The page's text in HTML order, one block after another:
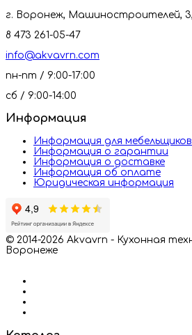
г. Воронеж, Машиностроителей,
8 473 261-05-47
info@akvavrn.com
пн-пт / 9:00-17:00
сб / 9:00-14:00
Информация
Информация для мебельщиков
Информация о гарантии
Информация о доставке
Информация об оплате
Юридическая информация
© 2014-2026 Akvavrn - Кухонная
Воронеже